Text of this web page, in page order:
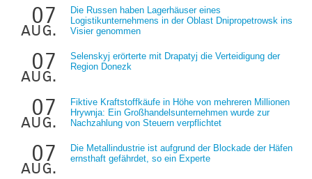
07
aug.
Die Russen haben Lagerhäuser eines
Logistikunternehmens in der Oblast Dnipropetrowsk ins
Visier genommen
07
aug.
Selenskyj erörterte mit Drapatyj die Verteidigung der
Region Donezk
07
aug.
Fiktive Kraftstoffkäufe in Höhe von mehreren Millionen
Hrywnja: Ein Großhandelsunternehmen wurde zur
Nachzahlung von Steuern verpflichtet
07
aug.
Die Metallindustrie ist aufgrund der Blockade der Häfen
ernsthaft gefährdet, so ein Experte